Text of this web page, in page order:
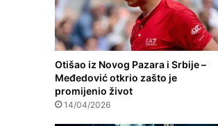
Otišao iz Novog Pazara i Srbije –
Međedović otkrio zašto je
promijenio život
14/04/2026